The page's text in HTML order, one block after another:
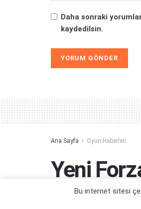
Daha sonraki
kaydedilsin.
Ana Sayfa Oyun Haberleri
Yeni
Ayında
Bu internet sitesi